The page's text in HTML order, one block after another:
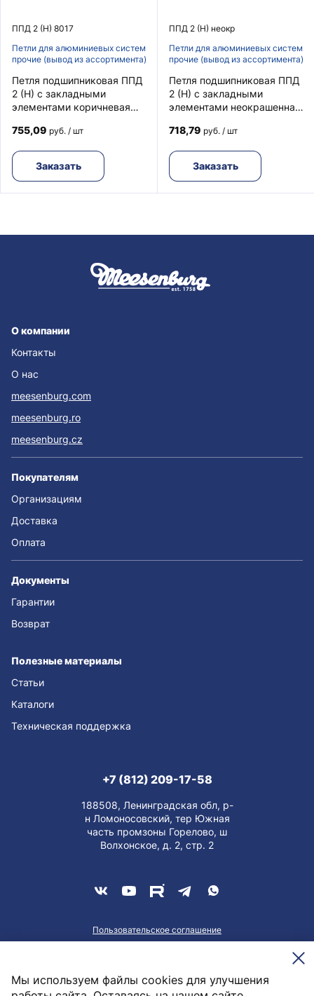
ППД 2 (Н) 8017
Петли для алюминиевых систем
прочие (вывод из ассортимента)
Петля подшипниковая ППД
2 (Н) с закладными
элементами коричневая
755,09 руб. / шт
Заказать
ППД 2 (Н) неокр
Петли для алюминиевых систем
прочие (вывод из ассортимента)
Петля подшипниковая ППД
2 (Н) с закладными
элементами неокрашенная
718,79 руб. / шт
Заказать
Мы используем файлы cookies для улучшения
О компании
Контакты
О нас
meesenburg.com
meesenburg.ro
meesenburg.cz
Покупателям
Организациям
Доставка
Оплата
Документы
Гарантии
Возврат
Полезные материалы
Статьи
Каталоги
Техническая поддержка
+7 (812) 209-17-58
188508, Ленинградская обл, р-
н Ломоносовский, тер Южная
часть промзоны Горелово, ш
Волхонское, д. 2, стр. 2
Пользовательское соглашение